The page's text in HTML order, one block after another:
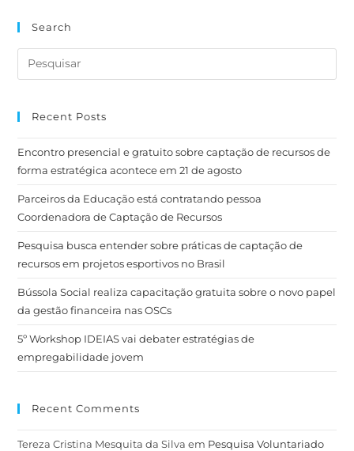
Search
Recent Posts
Encontro presencial e gratuito sobre captação de recursos de
forma estratégica acontece em 21 de agosto
Parceiros da Educação está contratando pessoa
Coordenadora de Captação de Recursos
Pesquisa busca entender sobre práticas de captação de
recursos em projetos esportivos no Brasil
Bússola Social realiza capacitação gratuita sobre o novo papel
da gestão financeira nas OSCs
5º Workshop IDEIAS vai debater estratégias de
empregabilidade jovem
Recent Comments
Tereza Cristina Mesquita da Silva em Pesquisa Voluntariado